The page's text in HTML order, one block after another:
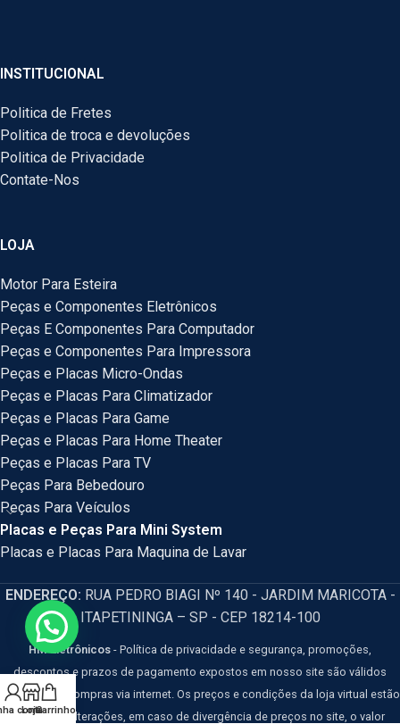
INSTITUCIONAL
Politica de Fretes
Politica de troca e devoluções
Politica de Privacidade
Contate-Nos
LOJA
Motor Para Esteira
Peças e Componentes Eletrônicos
Peças E Componentes Para Computador
Peças e Componentes Para Impressora
Peças e Placas Micro-Ondas
Peças e Placas Para Climatizador
Peças e Placas Para Game
Peças e Placas Para Home Theater
Peças e Placas Para TV
Peças Para Bebedouro
Peças Para Veículos
Placas e Peças Para Mini System
Placas e Placas Para Maquina de Lavar
ENDEREÇO: RUA PEDRO BIAGI Nº 140 - JARDIM MARICOTA -
ITAPETININGA – SP - CEP 18214-100
HM Eletrônicos - Política de privacidade e segurança, promoções,
descontos e prazos de pagamento expostos em nosso site são válidos
apenas para compras via internet. Os preços e condições da loja virtual estão
sujeitos a alterações, em caso de divergência de preços no site, o valor
conta
LojaCarrinho